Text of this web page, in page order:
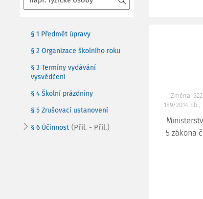
§ 1 Předmět úpravy
§ 2 Organizace školního roku
§ 3 Termíny vydávání
vysvědčení
§ 4 Školní prázdniny
§ 5 Zrušovací ustanovení
§ 6 Účinnost (Příl. - Příl.)
Změna:
189/2014 Sb.
5 zákona